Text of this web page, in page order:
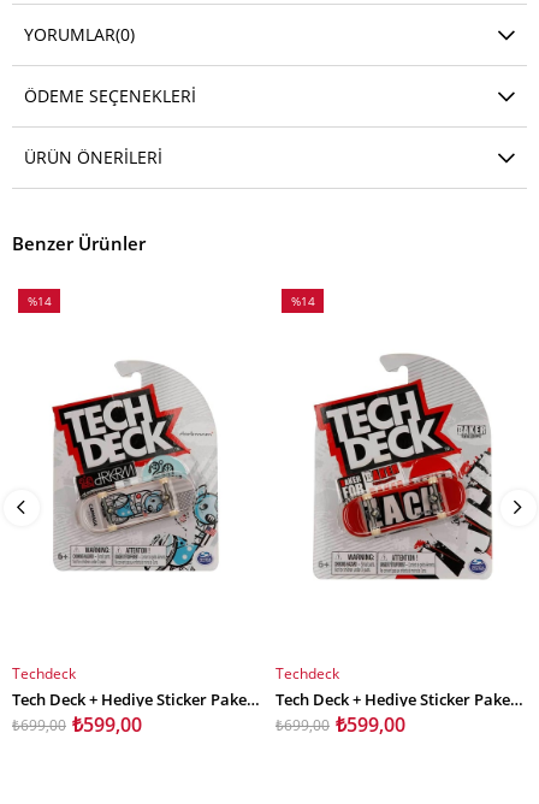
YORUMLAR(0)
ÖDEME SEÇENEKLERI
ÜRÜN ÖNERILERI
Benzer Ürünler
SEPETE EKLE
%14
Techdeck
Tech Deck + Hediye Sticker Paketli Parmak Kaykayı Darkroom Carnage
₺599,00
₺699,00
SEPETE EKLE
%14
Techdeck
Tech Deck + Hediye Sticker Paketli Parmak Kaykayı Baker Skateboards
₺599,00
₺699,00